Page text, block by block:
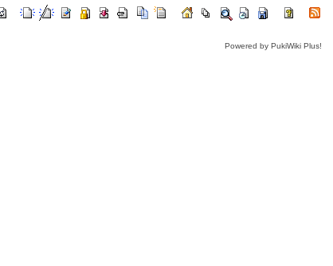
Powered by PukiWiki Plus!